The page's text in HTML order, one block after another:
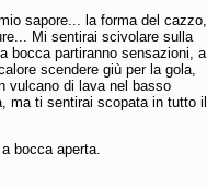
sapore... la forma del cazzo,
Mi sentirai scivolare sulla
bocca partiranno sensazioni, a
scendere giù per la gola,
vulcano di lava nel basso
ma ti sentirai scopata in tutto il
bocca aperta.